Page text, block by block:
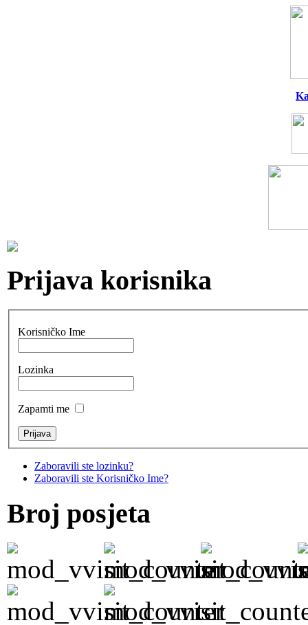
Prijava korisnika
Korisničko Ime
Lozinka
Zapamti me
Zaboravili ste lozinku?
Zaboravili ste Korisničko Ime?
Broj posjeta